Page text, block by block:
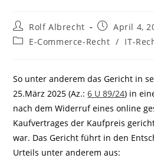
Beitrags-
Autor:
Rolf Albrecht
BeitragApril 4,
Beitrags-
E-Commerce-Recht / IT-
So unter anderem das Gericht in
25.März 2025 (Az.:6 U 89/24) in
nach dem Widerruf eines online
Kaufvertrages der Kaufpreis
war. Das Gericht führt in den
Urteils unter anderem aus: